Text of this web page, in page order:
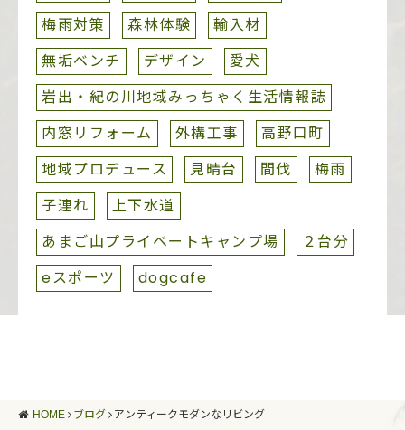
梅雨対策
森林体験
輸入材
無垢ベンチ
デザイン
愛犬
岩出・紀の川地域みっちゃく生活情報誌
内窓リフォーム
外構工事
高野口町
地域プロデュース
見晴台 間伐
梅雨
子連れ
上下水道
あまご山プライベートキャンプ場
２台分
eスポーツ
dogcafe
HOME ブログ アンティークモダンなリビング